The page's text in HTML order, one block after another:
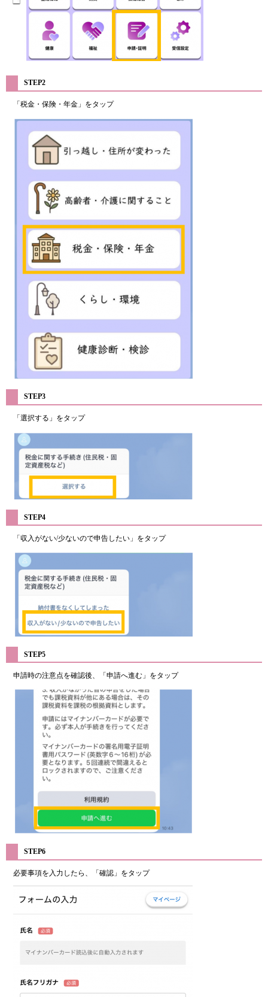
STEP2
「税金・保険・年金」をタップ
STEP3
「選択する」をタップ
STEP4
「収入がない/少ないので申告したい」をタップ
STEP5
申請時の注意点を確認後、「申請へ進む」をタップ
STEP6
必要事項を入力したら、「確認」をタップ